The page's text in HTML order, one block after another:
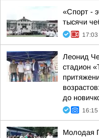
«Спорт -
тысячи
17:03
Леонид
стадион
до
16:15
Молодая